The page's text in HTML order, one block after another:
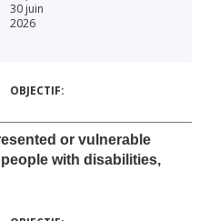
30 juin
2026
or vulnerable
with disabilities,